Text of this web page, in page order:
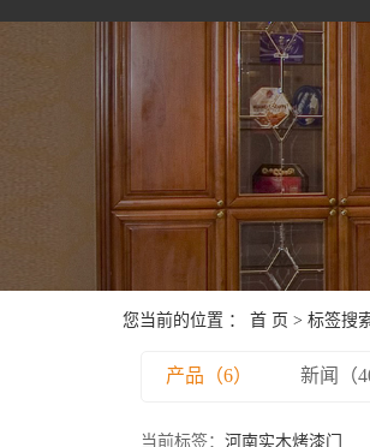
您当前的位置 ： 首 页 > 标签搜
产品（6） 新闻（
当前标签： 河南实木烤漆门